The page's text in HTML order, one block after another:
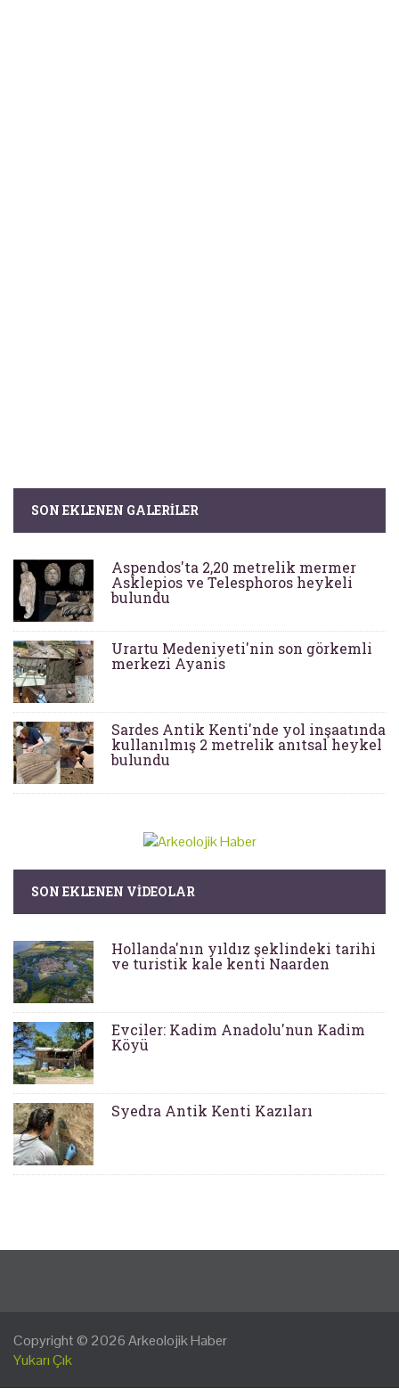
SON EKLENEN GALERILER
Aspendos'ta 2,20 metrelik mermer
Asklepios ve Telesphoros heykeli
bulundu
Urartu Medeniyeti'nin son görkemli
merkezi Ayanis
Sardes Antik Kenti'nde yol inşaatında
kullanılmış 2 metrelik anıtsal heykel
bulundu
SON EKLENEN VIDEOLAR
Hollanda'nın yıldız şeklindeki tarihi
ve turistik kale kenti Naarden
Evciler: Kadim Anadolu'nun Kadim
Köyü
Syedra Antik Kenti Kazıları
Copyright © 2026Arkeolojik Haber
Yukarı Çık